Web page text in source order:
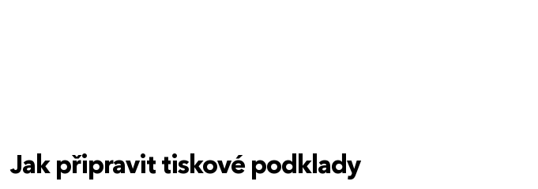
Jak připravit tiskové podklady